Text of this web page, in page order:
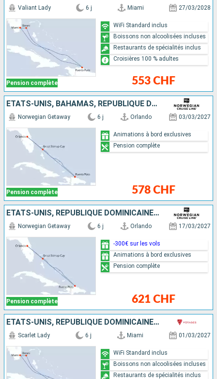
Pension complète
Valiant Lady 6 j Miami 27/03/2028
553 CHF
WiFi Standard inclus
Boissons non alcoolisées incluses
Restaurants de spécialités inclus
Croisières 100 % adultes
ÉTATS-UNIS, BAHAMAS, RÉPUBLIQUE DOMINICAINE
Pension complète
Norwegian Getaway 6 j Orlando 03/03/2027
578 CHF
Animations à bord exclusives
Pension complète
ÉTATS-UNIS, RÉPUBLIQUE DOMINICAINE, BAHAMAS
Pension complète
Norwegian Getaway 6 j Orlando 17/03/2027
621 CHF
-300€ sur les vols
Animations à bord exclusives
Pension complète
ÉTATS-UNIS, RÉPUBLIQUE DOMINICAINE, BAHAMAS
Scarlet Lady 6 j Miami 01/03/2027
WiFi Standard inclus
Boissons non alcoolisées incluses
Restaurants de spécialités inclus